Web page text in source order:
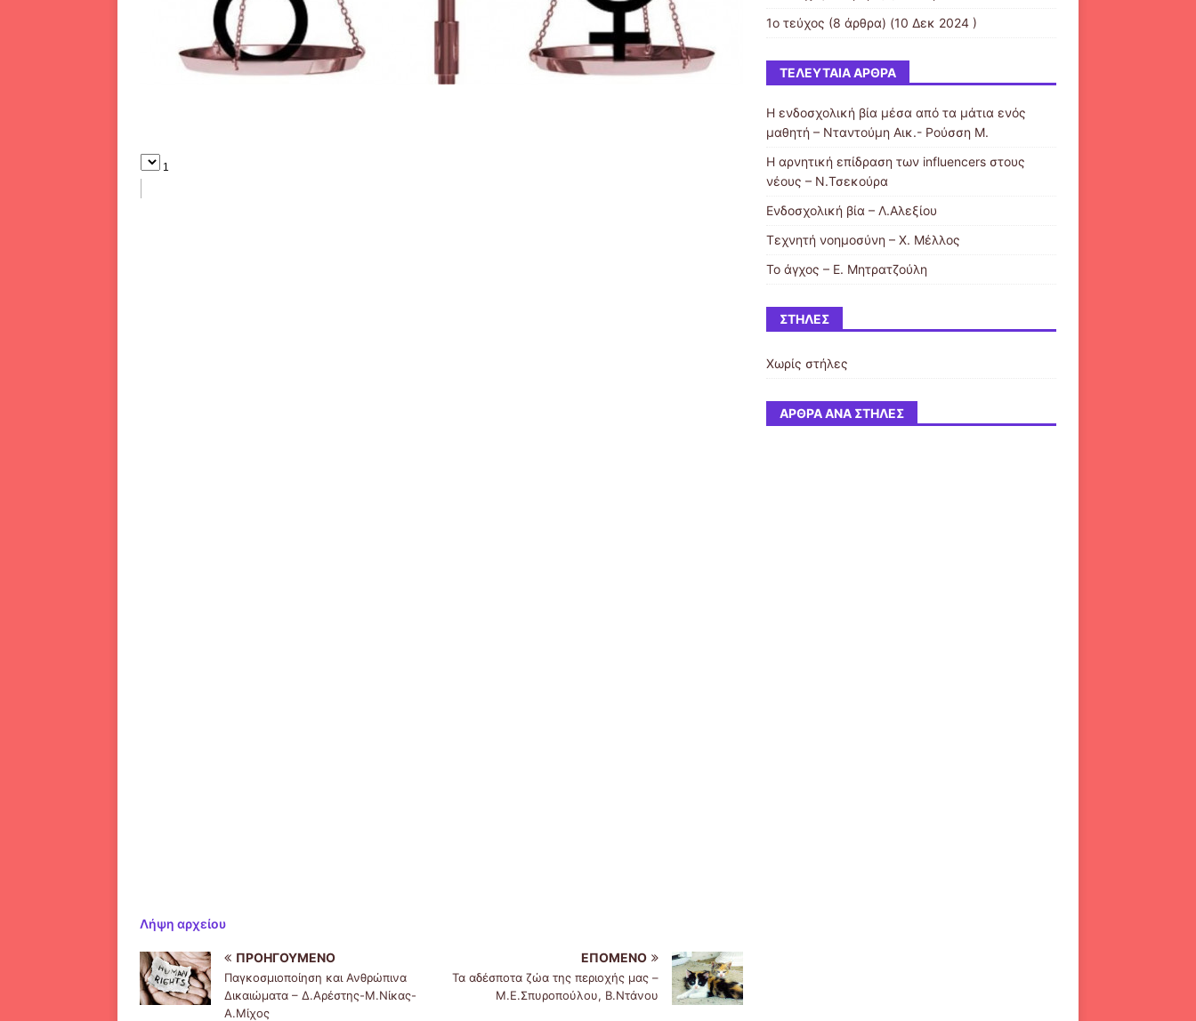
Λήψη αρχείου
ΠΡΟΗΓΟΎΜΕΝΟ
Παγκοσμιοποίηση και Ανθρώπινα
Δικαιώματα – Δ.Αρέστης-Μ.Νίκας-
Α.Μίχος
ΕΠΌΜΕΝΟ
Τα αδέσποτα ζώα της περιοχής μας –
Μ.Ε.Σπυροπούλου, Β.Ντάνου
1ο τεύχος (8 άρθρα) (10 Δεκ 2024 )
ΤΕΛΕΥΤΑΊΑ ΆΡΘΡΑ
Η ενδοσχολική βία μέσα από τα μάτια ενός
μαθητή – Νταντούμη Αικ.- Ρούσση Μ.
Η αρνητική επίδραση των influencers στους
νέους – Ν.Τσεκούρα
Ενδοσχολική βία – Λ.Αλεξίου
Τεχνητή νοημοσύνη – Χ. Μέλλος
Το άγχος – Ε. Μητρατζούλη
ΣΤΉΛΕΣ
Χωρίς στήλες
ΆΡΘΡΑ ΑΝΆ ΣΤΉΛΕΣ